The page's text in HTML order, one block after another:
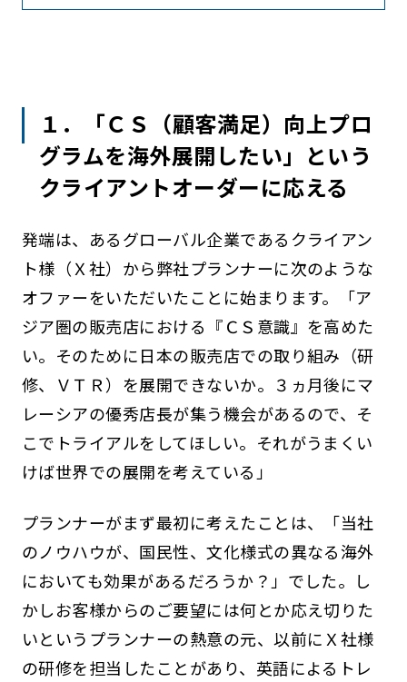
１．「ＣＳ（顧客満足）向上プロ
グラムを海外展開したい」という
クライアントオーダーに応える
発端は、あるグローバル企業であるクライアン
ト様（Ｘ社）から弊社プランナーに次のような
オファーをいただいたことに始まります。「ア
ジア圏の販売店における『ＣＳ意識』を高めた
い。そのために日本の販売店での取り組み（研
修、ＶＴＲ）を展開できないか。３ヵ月後にマ
レーシアの優秀店長が集う機会があるので、そ
こでトライアルをしてほしい。それがうまくい
けば世界での展開を考えている」
プランナーがまず最初に考えたことは、「当社
のノウハウが、国民性、文化様式の異なる海外
においても効果があるだろうか？」でした。し
かしお客様からのご要望には何とか応え切りた
いというプランナーの熱意の元、以前にＸ社様
の研修を担当したことがあり、英語によるトレ